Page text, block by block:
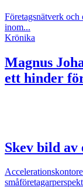
Företagsnätverk
inom...
Krönika
Magnus
ett hinder
Skev bild